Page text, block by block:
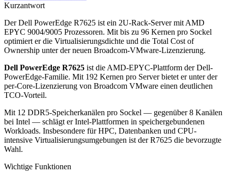
Kurzantwort
Der Dell PowerEdge R7625 ist ein 2U-Rack-Server mit AMD
EPYC 9004/9005 Prozessoren. Mit bis zu 96 Kernen pro Sockel
optimiert er die Virtualisierungsdichte und die Total Cost of
Ownership unter der neuen Broadcom-VMware-Lizenzierung.
Dell PowerEdge R7625 ist die AMD-EPYC-Plattform der Dell-
PowerEdge-Familie. Mit 192 Kernen pro Server bietet er unter der
per-Core-Lizenzierung von Broadcom VMware einen deutlichen
TCO-Vorteil.
Mit 12 DDR5-Speicherkanälen pro Sockel — gegenüber 8 Kanälen
bei Intel — schlägt er Intel-Plattformen in speichergebundenen
Workloads. Insbesondere für HPC, Datenbanken und CPU-
intensive Virtualisierungsumgebungen ist der R7625 die bevorzugte
Wahl.
Wichtige Funktionen